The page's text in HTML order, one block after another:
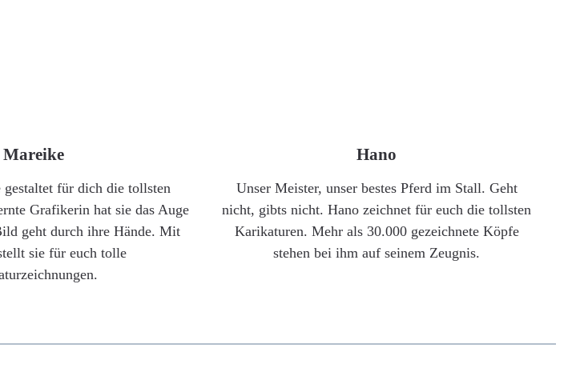
Mareike
gestaltet für dich die tollsten
Grafikerin hat sie das Auge
geht durch ihre Hände. Mit
sie für euch tolle
Hano
Unser Meister, unser bestes Pferd im Stall. Geht
nicht, gibts nicht. Hano zeichnet für euch die tollsten
Karikaturen. Mehr als 30.000 gezeichnete Köpfe
stehen bei ihm auf seinem Zeugnis.